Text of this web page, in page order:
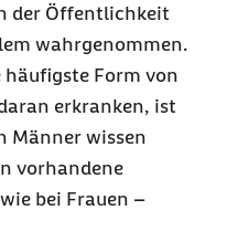
der Öffentlichkeit
wahrgenommen.
häufigste Form von
erkranken, ist
Männer wissen
vorhandene
bei Frauen –